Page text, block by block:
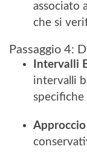
associato
che si
Passaggio 4:
Intervalli
intervalli